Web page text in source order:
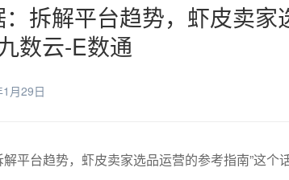
拆解平台趋势，虾皮卖家
数云-E数通
月29日
平台趋势，虾皮卖家选品运营的参考指南”这个话